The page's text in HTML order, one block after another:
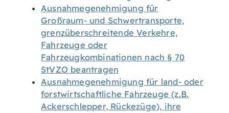
Ausnahmegenehmigung für
Großraum- und Schwertransporte,
grenzüberschreitende Verkehre,
Fahrzeuge oder
Fahrzeugkombinationen nach § 70
StVZO beantragen
Ausnahmegenehmigung für land- oder
forstwirtschaftliche Fahrzeuge (z.B.
Ackerschlepper, Rückezüge), ihre